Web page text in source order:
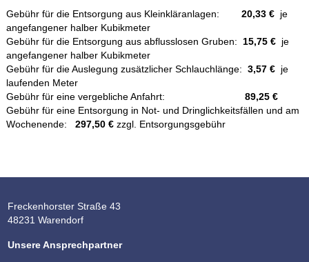
Gebühr für die Entsorgung aus Kleinkläranlagen: 20,33 €je
angefangener halber Kubikmeter
Gebühr für die Entsorgung aus abflusslosen Gruben: 15,75 €je
angefangener halber Kubikmeter
Gebühr für die Auslegung zusätzlicher Schlauchlänge: 3,57 € je
laufenden Meter
Gebühr für eine vergebliche Anfahrt: 89,25 €
Gebühr für eine Entsorgung in Not- und Dringlichkeitsfällen und am
Wochenende: 297,50 €zzgl. Entsorgungsgebühr
Freckenhorster Straße 43
48231 Warendorf
Unsere Ansprechpartner